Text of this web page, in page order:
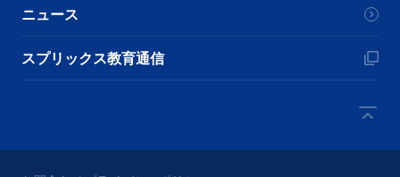
ニュース
スプリックス教育通信